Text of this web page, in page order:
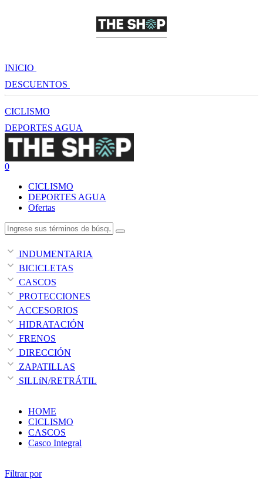
INICIO
DESCUENTOS
CICLISMO
DEPORTES AGUA
0
CICLISMO
DEPORTES AGUA
Ofertas
INDUMENTARIA
BICICLETAS
CASCOS
PROTECCIONES
ACCESORIOS
HIDRATACIÓN
FRENOS
DIRECCIÓN
ZAPATILLAS
SILLíN/RETRÁTIL
HOME
CICLISMO
CASCOS
Casco Integral
Filtrar por